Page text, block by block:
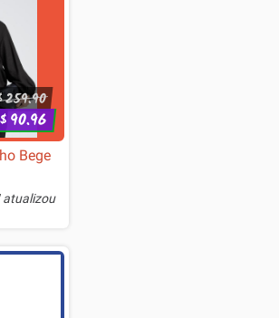
259.90
90.96
Bege
atualizou